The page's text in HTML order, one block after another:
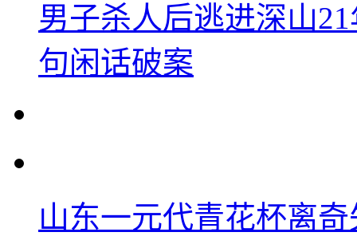
男子杀人后逃进深山
句闲话破案
山东一元代青花杯离